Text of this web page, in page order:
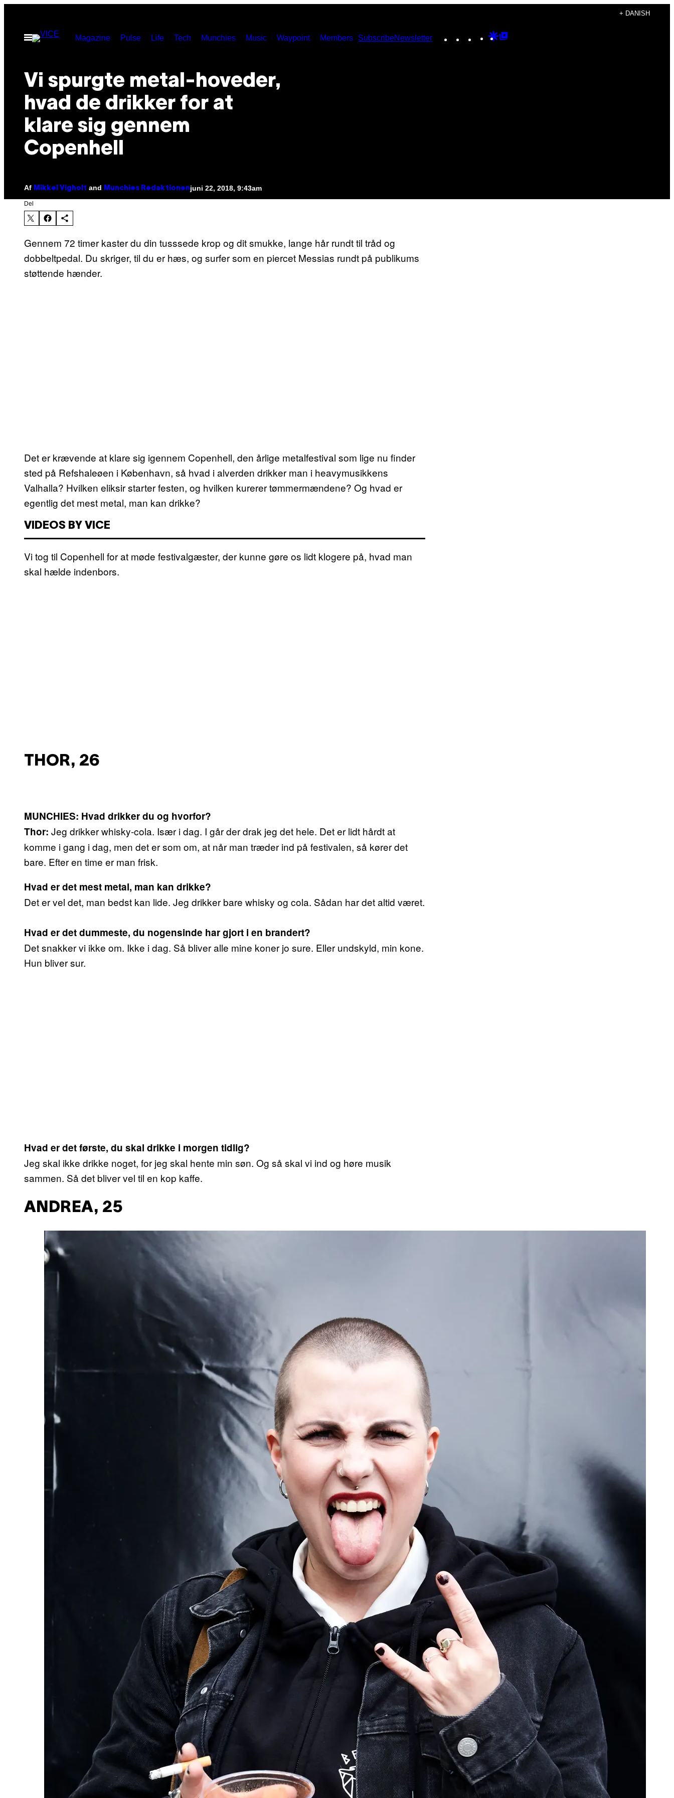
indhold
+ DANISH
Åbn
Menu
Magazine Pulse Life Tech Munchies Music Waypoint Members SubscribeNewsletter Instagram
TikTokYouTube
Google
Vi spurgte metal-hoveder,
hvad de drikker for at
klare sig gennem
Copenhell
Af Mikkel Vigholt and Munchies Redaktionenjuni 22, 2018, 9:43am
Del
Gennem 72 timer kaster du din tusssede krop og dit smukke, lange hår rundt til tråd og
dobbeltpedal. Du skriger, til du er hæs, og surfer som en piercet Messias rundt på publikums
støttende hænder.
Det er krævende at klare sig igennem Copenhell, den årlige metalfestival som lige nu finder
sted på Refshaleøen i København, så hvad i alverden drikker man i heavymusikkens
Valhalla? Hvilken eliksir starter festen, og hvilken kurerer tømmermændene? Og hvad er
egentlig det mest metal, man kan drikke?
VIDEOS BY VICE
Vi tog til Copenhell for at møde festivalgæster, der kunne gøre os lidt klogere på, hvad man
skal hælde indenbors.
THOR, 26
MUNCHIES: Hvad drikker du og hvorfor?
Thor: Jeg drikker whisky-cola. Især i dag. I går der drak jeg det hele. Det er lidt hårdt at
komme i gang i dag, men det er som om, at når man træder ind på festivalen, så kører det
bare. Efter en time er man frisk.
Hvad er det mest metal, man kan drikke?
Det er vel det, man bedst kan lide. Jeg drikker bare whisky og cola. Sådan har det altid været.
Hvad er det dummeste, du nogensinde har gjort i en brandert?
Det snakker vi ikke om. Ikke i dag. Så bliver alle mine koner jo sure. Eller undskyld, min kone.
Hun bliver sur.
Hvad er det første, du skal drikke i morgen tidlig?
Jeg skal ikke drikke noget, for jeg skal hente min søn. Og så skal vi ind og høre musik
sammen. Så det bliver vel til en kop kaffe.
ANDREA, 25